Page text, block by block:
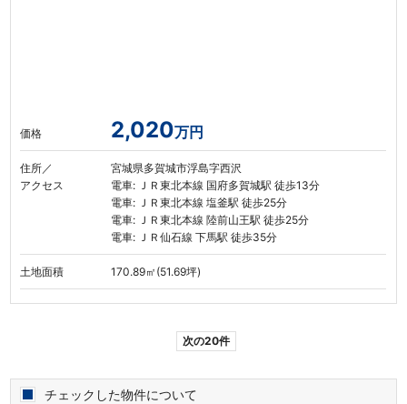
価格 2,020万円
住所／
アクセス
宮城県多賀城市浮島字西沢
電車: ＪＲ東北本線 国府多賀城駅 徒歩13分
電車: ＪＲ東北本線 塩釜駅 徒歩25分
電車: ＪＲ東北本線 陸前山王駅 徒歩25分
電車: ＪＲ仙石線 下馬駅 徒歩35分
土地面積 170.89㎡(51.69坪)
次の20件
チェックした物件について